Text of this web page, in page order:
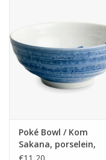
Poké Bowl / Kom
Sakana, porselein,
19x8cm, Japans